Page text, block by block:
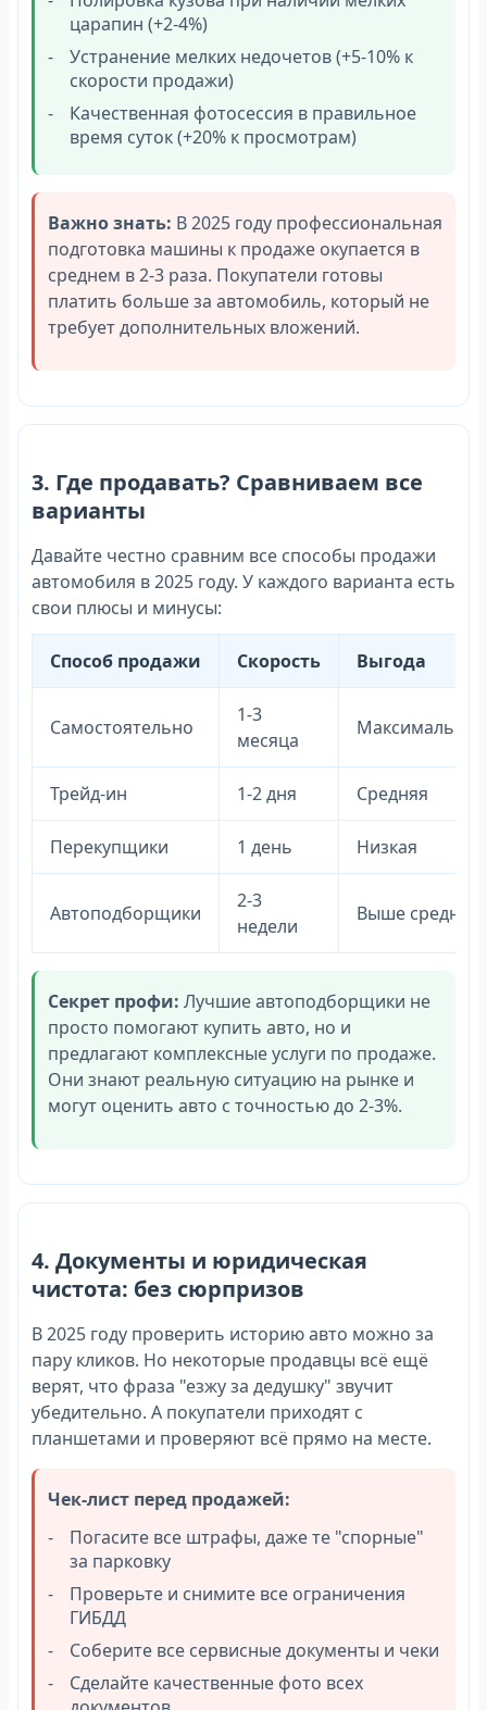
царапин (+2-4%)
Устранение мелких недочетов (+5-10% к
скорости продажи)
Качественная фотосессия в правильное
время суток (+20% к просмотрам)
Важно знать: В 2025 году профессиональная
подготовка машины к продаже окупается в
среднем в 2-3 раза. Покупатели готовы
платить больше за автомобиль, который не
требует дополнительных вложений.
3. Где продавать? Сравниваем все
варианты
Давайте честно сравним все способы продажи
автомобиля в 2025 году. У каждого варианта есть
свои плюсы и минусы:
Способ продажи Скорость Выгода
Самостоятельно
1-3
месяца
Максимальная
Трейд-ин 1-2 дня Средняя
Перекупщики 1 день Низкая
Автоподборщики
2-3
недели
Выше средней
Секрет профи: Лучшие автоподборщики не
просто помогают купить авто, но и
предлагают комплексные услуги по продаже.
Они знают реальную ситуацию на рынке и
могут оценить авто с точностью до 2-3%.
4. Документы и юридическая
чистота: без сюрпризов
В 2025 году проверить историю авто можно за
пару кликов. Но некоторые продавцы всё ещё
верят, что фраза "езжу за дедушку" звучит
убедительно. А покупатели приходят с
планшетами и проверяют всё прямо на месте.
Чек-лист перед продажей:
Погасите все штрафы, даже те "спорные"
за парковку
Проверьте и снимите все ограничения
ГИБДД
Соберите все сервисные документы и чеки
Сделайте качественные фото всех